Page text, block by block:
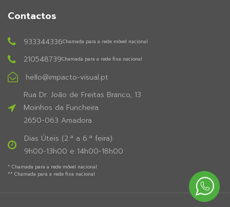
Contactos
933344336Chamada para a rede móvel nacional
210548739Chamada para a rede fixa nacional
hello@impacto-visual.pt
Rua Dr. João de Freitas Branco, 13
Moinhos da Funcheira
2650-063 Amadora
Dias Úteis (2.ª a 6.ª feira):
9h00-13h00 e 14h00-18h00
* Chamada para a rede móvel nacional
** Chamada para a rede fixa nacional